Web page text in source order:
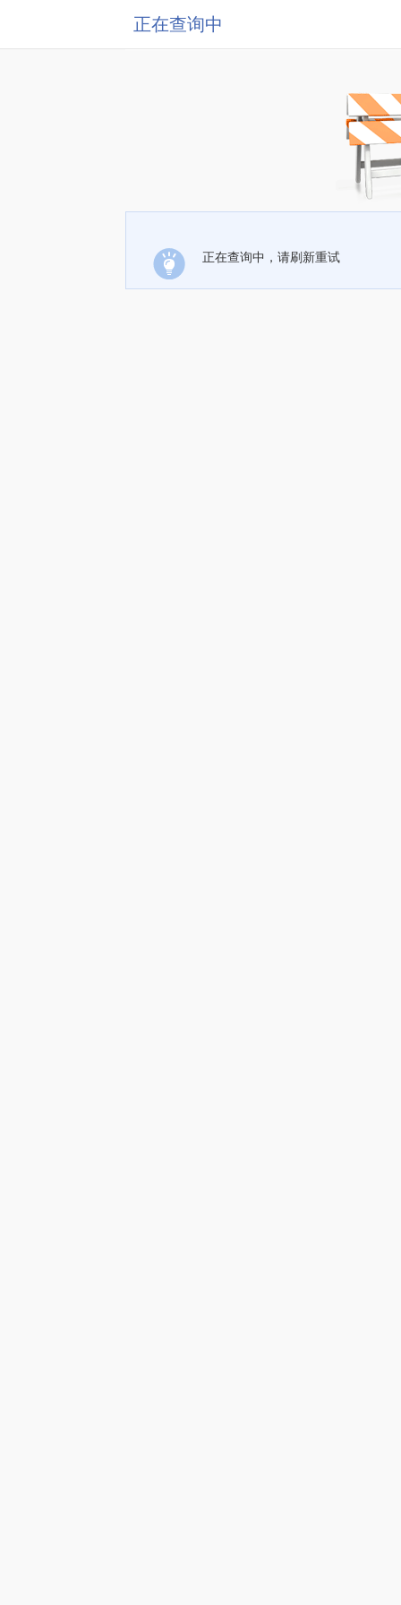
正在查询中
正在查询中，请刷新重试